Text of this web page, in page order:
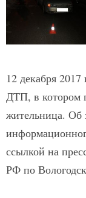
12 декабря
ДТП, в котором
жительница. Об
ссылкой на
РФ по